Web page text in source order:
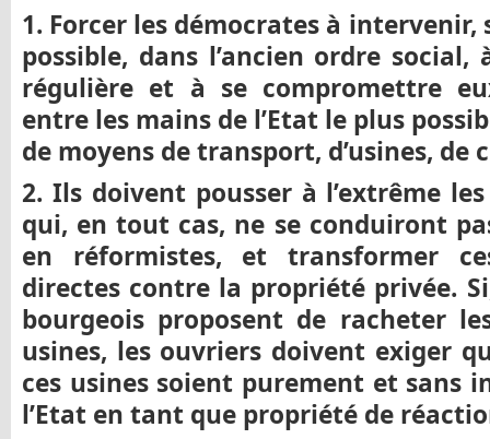
1. Forcer les démocrates à
possible, dans l’ancien ordre
régulière et à se compromettre
entre les mains de l’Etat le plus
de moyens de transport, d’usines, de
2. Ils doivent pousser à l’extrême
qui, en tout cas, ne se conduiront
en réformistes, et transformer
directes contre la propriété privée.
bourgeois proposent de racheter
usines, les ouvriers doivent exiger
ces usines soient purement et sans
l’Etat en tant que propriété de